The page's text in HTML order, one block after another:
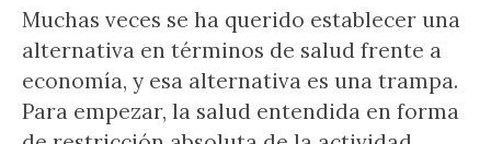
Muchas veces se ha querido establecer una
alternativa en términos de salud frente a
economía, y esa alternativa es una trampa.
Para empezar, la salud entendida en forma